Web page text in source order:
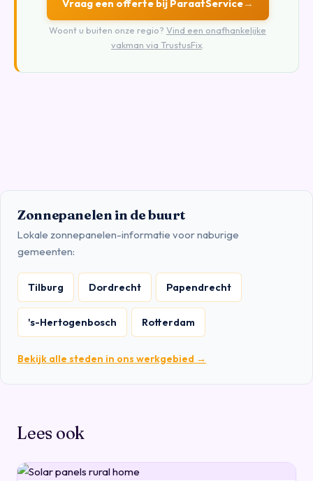
Vraag een offerte bij ParaatService→
Woont u buiten onze regio? Vind een onafhankelijke
vakman via TrustusFix
Zonnepanelen in de buurt
Lokale zonnepanelen-informatie voor naburige
gemeenten:
Tilburg Dordrecht Papendrecht
's-Hertogenbosch Rotterdam
Bekijk alle steden in ons werkgebied →
Lees ook